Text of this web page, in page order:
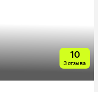
10
3 отзыва